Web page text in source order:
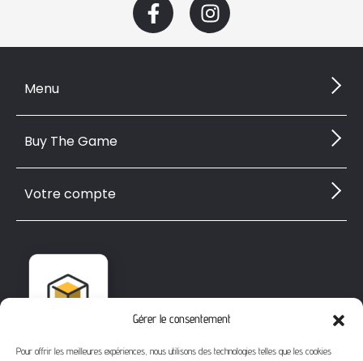
Gérer le consentement
Pour offrir les meilleures expériences, nous utilisons des technologies telles que les cookies
Menu
Buy The Game
Votre compte